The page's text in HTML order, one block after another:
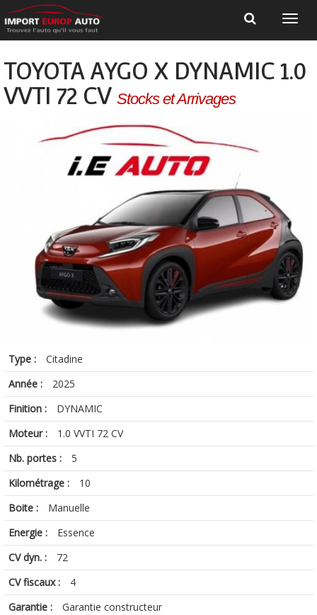
TOYOTA AYGO X DYNAMIC 1.0
VVTI 72 CV Stocks et Arrivages
Type :
Citadine
Année :
2025
Finition :
DYNAMIC
Moteur :
1.0 VVTI 72 CV
Nb. portes :
5
Kilométrage :
10
Boite :
Manuelle
Energie :
Essence
CV dyn. :
72
CV fiscaux :
4
Garantie :
Garantie constructeur